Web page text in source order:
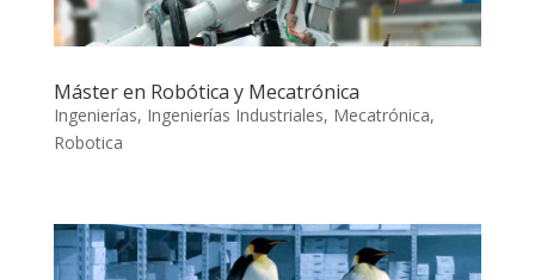
Máster en Robótica y Mecatrónica
Ingenierías, Ingenierías Industriales, Mecatrónica,
Robotica